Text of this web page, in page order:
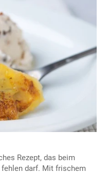
Rezept, das beim
darf. Mit frischem